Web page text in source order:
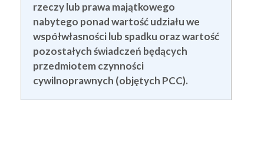
rzeczy lub prawa majątkowego
nabytego ponad wartość udziału we
współwłasności lub spadku oraz wartość
pozostałych świadczeń będących
przedmiotem czynności
cywilnoprawnych (objętych PCC).